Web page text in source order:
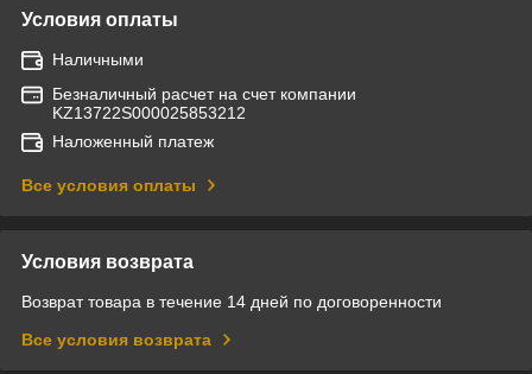
Условия оплаты
Наличными
Безналичный расчет на счет компании
KZ13722S000025853212
Наложенный платеж
Все условия оплаты
Условия возврата
Возврат товара в течение 14 дней по договоренности
Все условия возврата